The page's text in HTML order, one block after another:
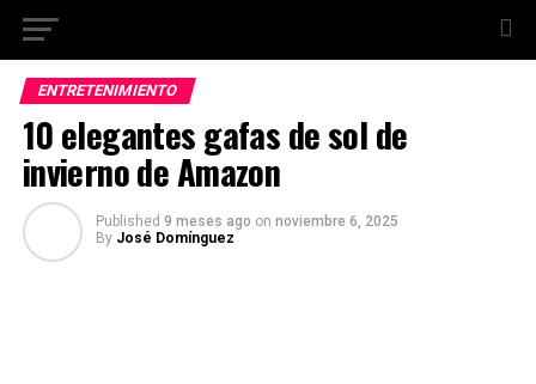
ENTRETENIMIENTO
10 elegantes gafas de sol de
invierno de Amazon
Published 9 meses ago on noviembre 6, 2025
By José Domínguez